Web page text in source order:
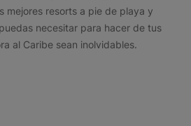
mejores resorts a pie de playa y
necesitar para hacer de tus
al Caribe sean inolvidables.